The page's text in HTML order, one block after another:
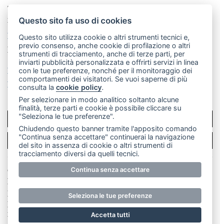
Telefono:
mail: redazione@leccoonline.com
La redazione
MerateOnline CasateOnline
RSS
Made by VIP
Privacy policy
Cookie policy
Rivedi le tue scelte sui cookie
SCRIVICI
PER LA TUA PUBBLICITÀ
© Copyright Merateonline S.r.l. - Tutti i diritti riservati.
E' proibita la riproduzione e pubblicazione anche
parziale di testi, articoli e immagini senza la
preventiva autorizzazione scritta dell'editore. RI Lecco
numero Rea LC 291.277 - Capitale sociale 10.329,14 €
Questo sito fa uso di cookies
Questo sito utilizza cookie o altri strumenti tecnici e,
previo consenso, anche cookie di profilazione o altri
strumenti di tracciamento, anche di terze parti, per
inviarti pubblicità personalizzata e offrirti servizi in linea
con le tue preferenze, nonché per il monitoraggio dei
comportamenti dei visitatori. Se vuoi saperne di più
consulta lacookie policy.
Per selezionare in modo analitico soltanto alcune
finalità, terze parti e cookie è possibile cliccare su
"Seleziona le tue preferenze".
Chiudendo questo banner tramite l'apposito comando
"Continua senza accettare" continuerai la navigazione
del sito in assenza di cookie o altri strumenti di
tracciamento diversi da quelli tecnici.
Continua senza accettare
Seleziona le tue preferenze
Accetta tutti